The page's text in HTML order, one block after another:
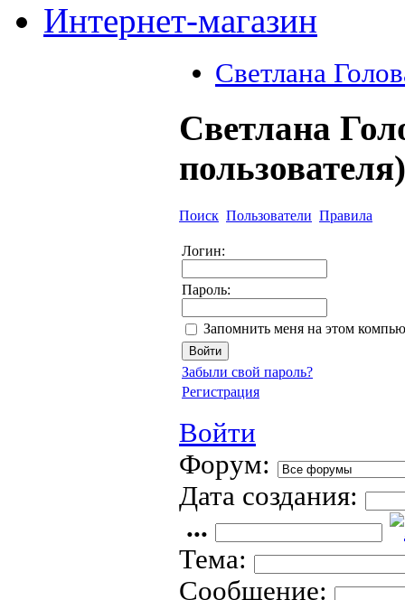
Интернет-магазин
Светлана
Светлана
пользователя)
Поиск Пользователи Правила
Логин:
Пароль:
Запомнить меня на этом
Забыли свой пароль?
Регистрация
Войти
Форум:
Дата создания:
...
Тема:
Сообщение: